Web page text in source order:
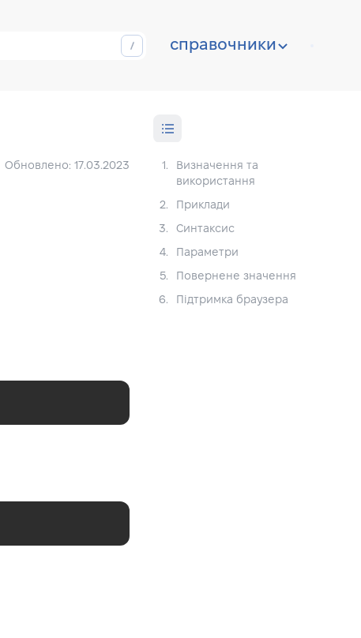
справочники
Обновлено: 17.03.2023 1.
Визначення та
використання
2. Приклади
3. Синтаксис
4. Параметри
5. Повернене значення
6. Підтримка браузера